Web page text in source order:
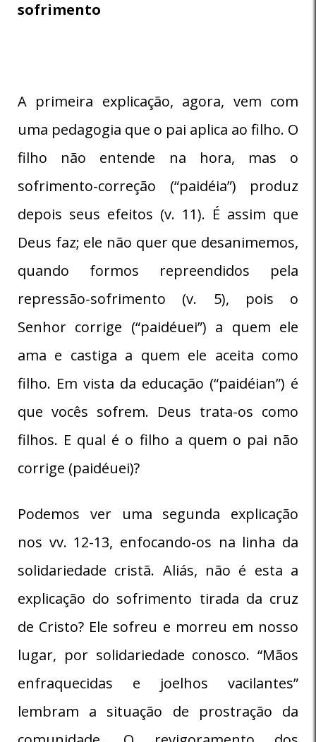
sofrimento
A primeira explicação, agora, vem com
uma pedagogia que o pai aplica ao filho. O
filho não entende na hora, mas o
sofrimento-correção (“paidéia”) produz
depois seus efeitos (v. 11). É assim que
Deus faz; ele não quer que desanimemos,
quando formos repreendidos pela
repressão-sofrimento (v. 5), pois o
Senhor corrige (“paidéuei”) a quem ele
ama e castiga a quem ele aceita como
filho. Em vista da educação (“paidéian”) é
que vocês sofrem. Deus trata-os como
filhos. E qual é o filho a quem o pai não
corrige (paidéuei)?
Podemos ver uma segunda explicação
nos vv. 12-13, enfocando-os na linha da
solidariedade cristã. Aliás, não é esta a
explicação do sofrimento tirada da cruz
de Cristo? Ele sofreu e morreu em nosso
lugar, por solidariedade conosco. “Mãos
enfraquecidas e joelhos vacilantes”
lembram a situação de prostração da